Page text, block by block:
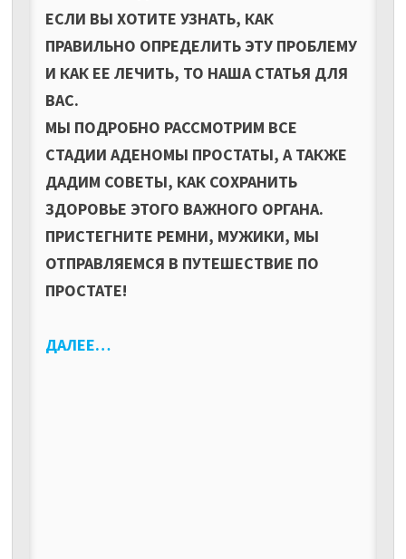
ЕСЛИ ВЫ ХОТИТЕ УЗНАТЬ, КАК
ПРАВИЛЬНО ОПРЕДЕЛИТЬ ЭТУ ПРОБЛЕМУ
И КАК ЕЕ ЛЕЧИТЬ, ТО НАША СТАТЬЯ ДЛЯ
ВАС.
МЫ ПОДРОБНО РАССМОТРИМ ВСЕ
СТАДИИ АДЕНОМЫ ПРОСТАТЫ, А ТАКЖЕ
ДАДИМ СОВЕТЫ, КАК СОХРАНИТЬ
ЗДОРОВЬЕ ЭТОГО ВАЖНОГО ОРГАНА.
ПРИСТЕГНИТЕ РЕМНИ, МУЖИКИ, МЫ
ОТПРАВЛЯЕМСЯ В ПУТЕШЕСТВИЕ ПО
ПРОСТАТЕ!
ДАЛЕЕ…